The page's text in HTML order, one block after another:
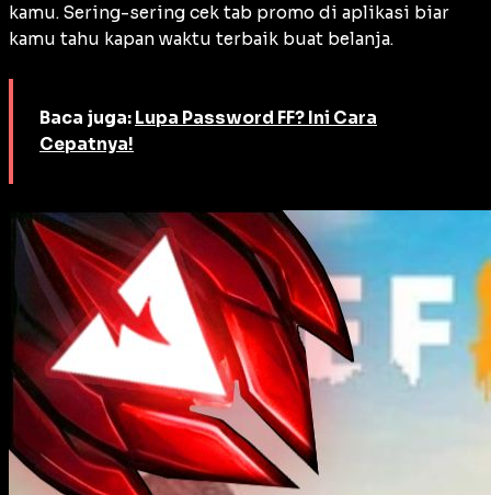
kamu. Sering-sering cek tab promo di aplikasi biar
kamu tahu kapan waktu terbaik buat belanja.
Baca juga: Lupa Password FF? Ini Cara
Cepatnya!